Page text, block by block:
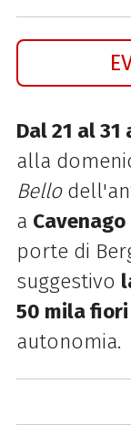
Dal 21 al 31
alla
Bello
a Cavenago
porte di
suggestivo
50 mila
autonomia.